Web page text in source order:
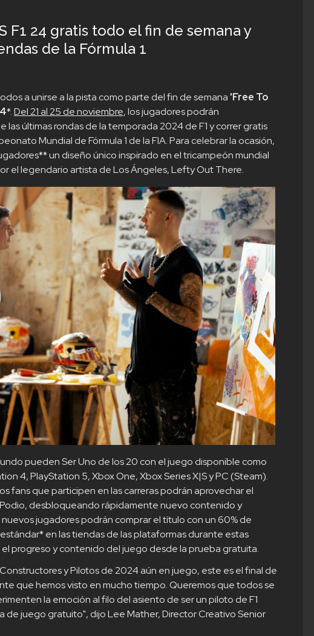
F1 24 gratis todo el fin de semana y
de la Fórmula 1
a unirse a la pista como parte del fin de semana 'Free To
*.Del 21 al 25 de noviembre, los jugadores podrán
las últimas rondas de la temporada 2024 de F1 y correr gratis
Mundial de Fórmula 1 de la FIA. Para celebrar la ocasión,
un diseño único inspirado en el tricampeón mundial
el legendario artista de Los Ángeles, Lefty Out There.
pueden Ser Uno de los 20 con el juego disponible como
4, PlayStation 5, Xbox One, Xbox Series X|S y PC (Steam).
fans que participen en las carreras podrán aprovechar el
desbloqueando rápidamente nuevo contenido y
jugadores podrán comprar el título con un 60% de
en las tiendas de las plataformas durante estas
progreso y contenido del juego desde la prueba gratuita.
y Pilotos de 2024 aún en juego, este es el final de
que hemos visto en mucho tiempo. Queremos que todos se
la emoción al filo del asiento de ser un piloto de F1
de juego gratuito", dijo Lee Mather, Director Creativo Senior